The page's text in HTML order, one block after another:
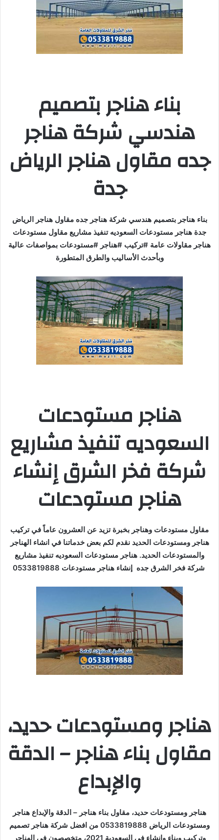
بناء هناجر بتصميم
هندسي شركة هناجر
جده مقاول هناجر الرياض
جدة
بناء هناجر بتصميم هندسي شركة هناجر جده مقاول هناجر الرياض
جدة هناجر مستودعات السعوديه تنفيذ مشاريع مقاول مستودعات
هناجر مقاولات عامة #تركيب #هناجر #مستودعات بمواصفات عالية
وبأحدث الأساليب والطرق المتطورة
هناجر مستودعات
السعوديه تنفيذ مشاريع
شركة فخر الشرق إنشاء
هناجر مستودعات
مقاول مستودعات وهناجر بخبرة تزيد عن العشرون عاماً في تركيب
هناجر ومستودعات الحديد نقدم لكم بعض خدماتنا في انشاء الهناجر
والمستودعات الحديد. هناجر مستودعات السعوديه تنفيذ مشاريع
هناجر ومستودعات حديد،
مقاول بناء هناجر – الدقة
والإبداع
هناجر ومستودعات حديد، مقاول بناء هناجر – الدقة والإبداع هناجر
ومستودعات الرياض 0533819888 من افضل شركة هناجر تصميم
وتركيب وبناء وانشاء في السعودية 2021، متخصصون في الهناجر